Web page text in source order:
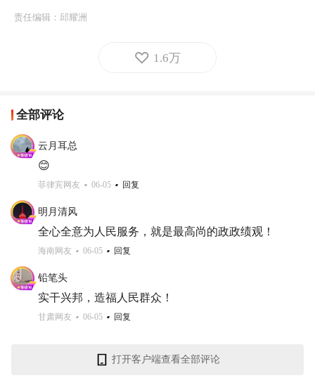
责任编辑： 邱耀洲
1.6万
全部评论
云月耳总
😊
菲律宾网友 06-05 回复
明月清风
全心全意为人民服务，就是最高尚的政政绩观！
海南网友 06-05 回复
铅笔头
实干兴邦，造福人民群众！
甘肃网友 06-05 回复
打开客户端查看全部评论